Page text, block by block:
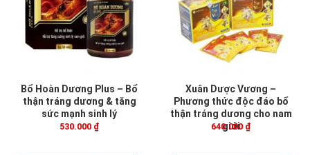
Bổ Hoàn Dương Plus – Bổ
thận tráng dương & tăng
sức mạnh sinh lý
530.000 ₫
Xuân Dược Vương –
Phương thức độc đáo bổ
thận tráng dương cho nam
giới
640.000 ₫